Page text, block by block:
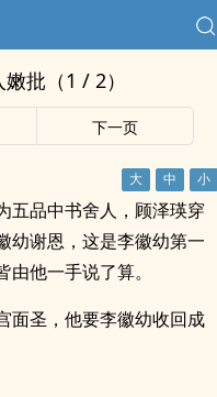
批（1 / 2）
下一页
五品中书舍人，顾泽瑛穿
幼谢恩，这是李徽幼第一
他一手说了算。
面圣，他要李徽幼收回成